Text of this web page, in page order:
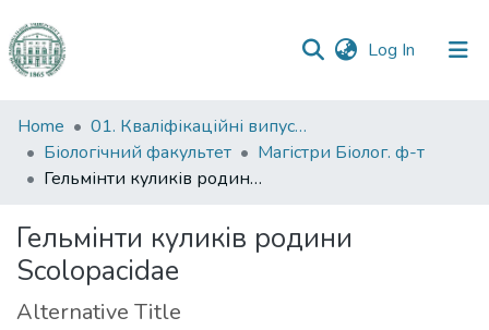
Log In (current)
Communities
&
Collections
Statistics
Home
01. Кваліфікаційні випускні роботи здобувачів вищої освіти
Біологічний факультет
Магістри Біолог. ф-т
Гельмінти куликів родини Scolopacidae
Гельмінти куликів родини
Scolopacidae
Alternative Title